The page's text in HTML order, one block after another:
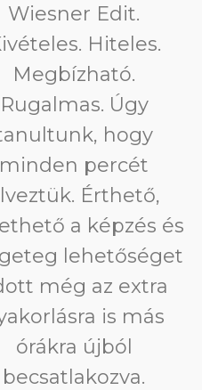
Wiesner Edit.
Hiteles.
Megbízható.
Rugalmas. Úgy
hogy
minden percét
Érthető,
a képzés és
lehetőséget
még az extra
is más
órákra újból
becsatlakozva.